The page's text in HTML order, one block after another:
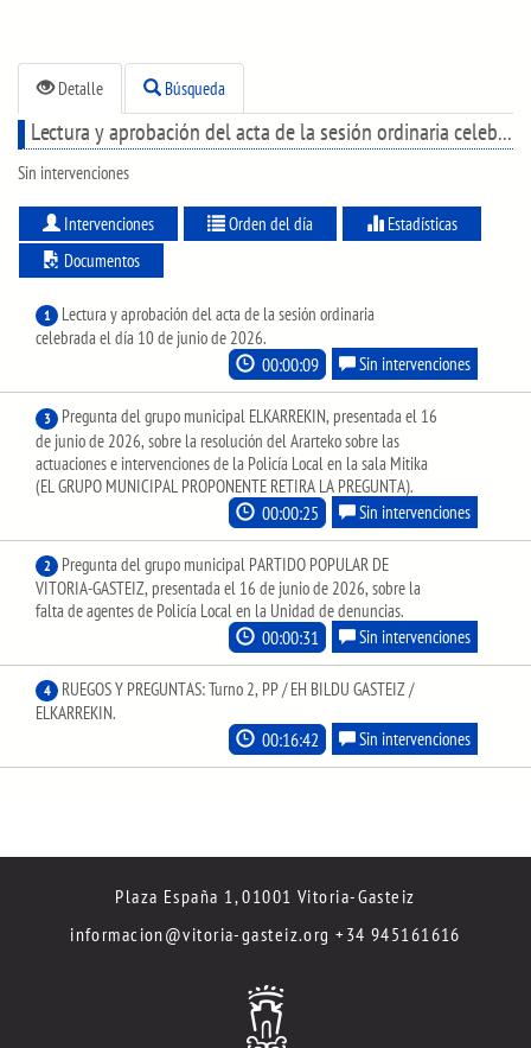
Detalle Búsqueda
Lectura y aprobación del acta de la sesión ordinaria celebrada el día 10 de junio de 2026.
Sin intervenciones
Intervenciones Orden del día
Estadísticas
Documentos
1
Lectura y aprobación del acta de la sesión ordinaria
celebrada el día 10 de junio de 2026.
00:00:09 Sin intervenciones
3
Pregunta del grupo municipal ELKARREKIN, presentada el 16
de junio de 2026, sobre la resolución del Ararteko sobre las
actuaciones e intervenciones de la Policía Local en la sala Mitika
(EL GRUPO MUNICIPAL PROPONENTE RETIRA LA PREGUNTA).
00:00:25 Sin intervenciones
2
Pregunta del grupo municipal PARTIDO POPULAR DE
VITORIA-GASTEIZ, presentada el 16 de junio de 2026, sobre la
falta de agentes de Policía Local en la Unidad de denuncias.
00:00:31 Sin intervenciones
4
RUEGOS Y PREGUNTAS: Turno 2, PP / EH BILDU GASTEIZ /
ELKARREKIN.
00:16:42 Sin intervenciones
Plaza España 1, 01001 Vitoria-Gasteiz
informacion@vitoria-gasteiz.org +34 945161616